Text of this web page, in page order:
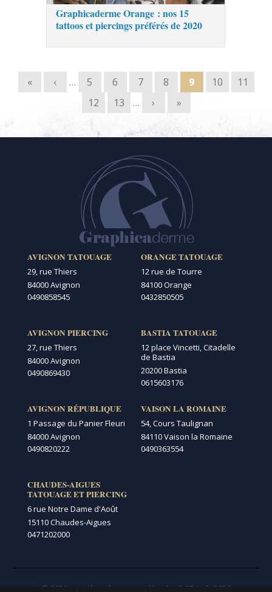
Graphicaderme Orange : nos 15
tattoos et piercings préférés de 2020
Pages
« ‹ … 5 6 7 8 9 10
11
12
13 … › »
AVIGNON TATOUAGE
29, rue Thiers
84000 Avignon
0490858545
AVIGNON PIERCING
27, rue Thiers
84000 Avignon
0490869430
AVIGNON RÉPUBLIQUE
1 Passage du Panier Fleuri
84000 Avignon
0490820222
CHAUDES-AIGUES
TATOUAGE ET PIERCING
6 rue Notre Dame d'Août
15110 Chaudes-Aigues
0471202000
ORANGE TATOUAGE
12 rue de Tourre
84100 Orange
0432850505
BASTIA TATOUAGE
12 place Vincetti, Citadelle
de Bastia
20200 Bastia
0615603176
VAISON LA ROMAINE
54, Cours Taulignan
84110 Vaison la Romaine
0490363554
© 2026 - graphicaderme.com Vendredi 07 Août 2026